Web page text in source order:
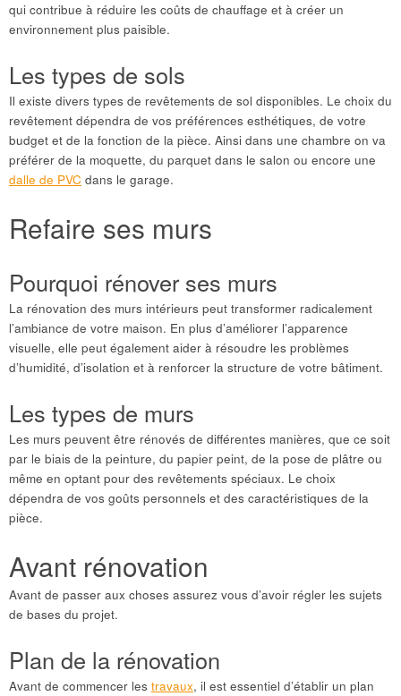
qui contribue à réduire les coûts de chauffage et à créer un
environnement plus paisible.
Les types de sols
Il existe divers types de revêtements de sol disponibles. Le choix du
revêtement dépendra de vos préférences esthétiques, de votre
budget et de la fonction de la pièce. Ainsi dans une chambre on va
préférer de la moquette, du parquet dans le salon ou encore une
dalle de PVC dans le garage.
Refaire ses murs
Pourquoi rénover ses murs
La rénovation des murs intérieurs peut transformer radicalement
l’ambiance de votre maison. En plus d’améliorer l’apparence
visuelle, elle peut également aider à résoudre les problèmes
d’humidité, d’isolation et à renforcer la structure de votre bâtiment.
Les types de murs
Les murs peuvent être rénovés de différentes manières, que ce soit
par le biais de la peinture, du papier peint, de la pose de plâtre ou
même en optant pour des revêtements spéciaux. Le choix
dépendra de vos goûts personnels et des caractéristiques de la
pièce.
Avant rénovation
Avant de passer aux choses assurez vous d’avoir régler les sujets
de bases du projet.
Plan de la rénovation
Avant de commencer les travaux, il est essentiel d’établir un plan